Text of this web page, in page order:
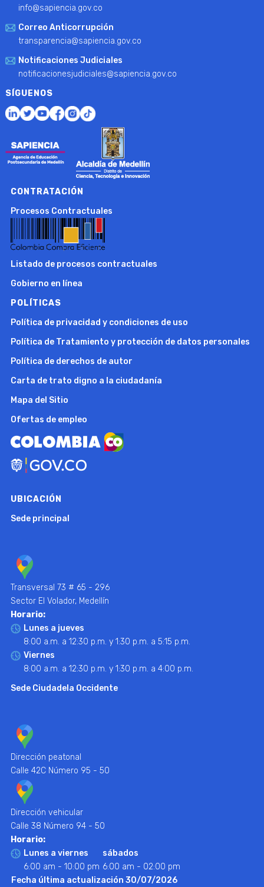
info@sapiencia.gov.co
Correo Anticorrupción
transparencia@sapiencia.gov.co
Notificaciones Judiciales
notificacionesjudiciales@sapiencia.gov.co
SÍGUENOS
CONTRATACIÓN
Procesos Contractuales
Listado de procesos contractuales
Gobierno en línea
POLÍTICAS
Política de privacidad y condiciones de uso
Política de Tratamiento y protección de datos personales
Política de derechos de autor
Carta de trato digno a la ciudadanía
Mapa del Sitio
Ofertas de empleo
UBICACIÓN
Sede principal
Transversal 73 # 65 - 296
Sector El Volador, Medellín
Horario:
Lunes a jueves
8:00 a.m. a 12:30 p.m. y 1:30 p.m. a 5:15 p.m.
Viernes
8:00 a.m. a 12:30 p.m. y 1:30 p.m. a 4:00 p.m.
Sede Ciudadela Occidente
Dirección peatonal
Calle 42C Número 95 - 50
Dirección vehicular
Calle 38 Número 94 - 50
Horario:
Lunes a viernes
6:00 am - 10:00 pm
sábados
6:00 am - 02:00 pm
Fecha última actualización 30/07/2026